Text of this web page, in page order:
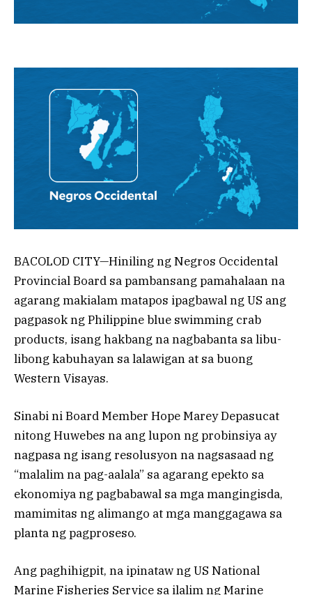
BACOLOD CITY—Hiniling ng Negros Occidental
Provincial Board sa pambansang pamahalaan na
agarang makialam matapos ipagbawal ng US ang
pagpasok ng Philippine blue swimming crab
products, isang hakbang na nagbabanta sa libu-
libong kabuhayan sa lalawigan at sa buong
Western Visayas.
Sinabi ni Board Member Hope Marey Depasucat
nitong Huwebes na ang lupon ng probinsiya ay
nagpasa ng isang resolusyon na nagsasaad ng
“malalim na pag-aalala” sa agarang epekto sa
ekonomiya ng pagbabawal sa mga mangingisda,
mamimitas ng alimango at mga manggagawa sa
planta ng pagproseso.
Ang paghihigpit, na ipinataw ng US National
Marine Fisheries Service sa ilalim ng Marine